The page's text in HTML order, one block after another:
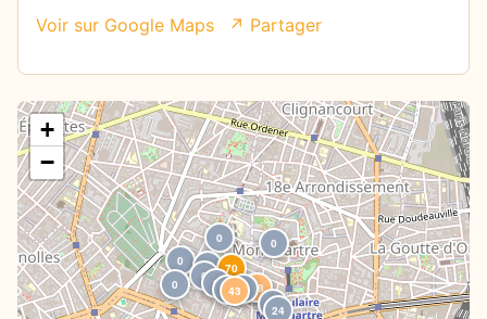
Voir sur Google Maps ↗ Partager
0
0
70
043
0
21
0
0
024
0
7
0 28
+
−